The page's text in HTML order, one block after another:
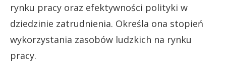
rynku pracy oraz efektywności polityki w
dziedzinie zatrudnienia. Określa ona stopień
wykorzystania zasobów ludzkich na rynku
pracy.